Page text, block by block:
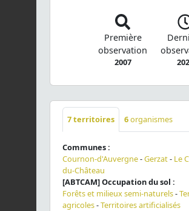
Première
observation
2007
7territoires 6organismes
Communes :
Cournon-d'Auvergne-Gerzat- Le
du-Château
[ABTCAM] Occupation du sol :
Forêts et milieux semi-naturels-
agricoles-Territoires artificialisés